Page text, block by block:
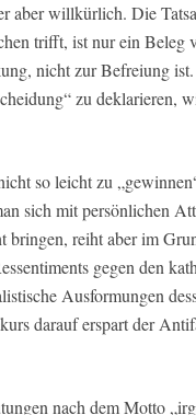
aber willkürlich. Die
trifft, ist nur ein Beleg
nicht zur Befreiung
zu deklarieren,
so leicht zu
sich mit persönlichen
bringen, reiht aber im
gegen den
Ausformungen
darauf erspart der
nach dem Motto